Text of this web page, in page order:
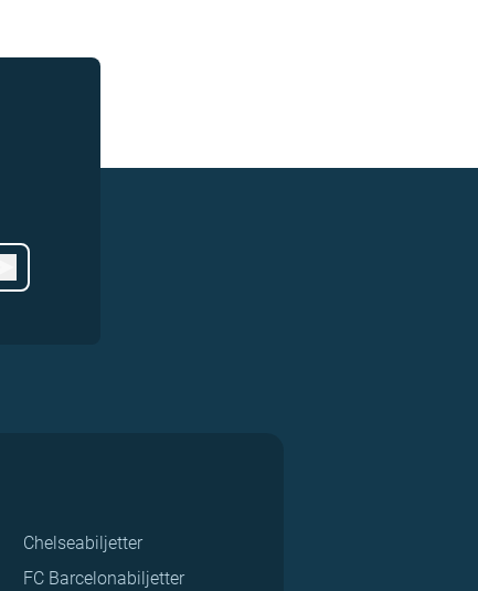
Chelseabiljetter
FC Barcelonabiljetter